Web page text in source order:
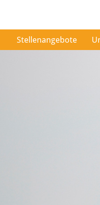
Stellenangebote